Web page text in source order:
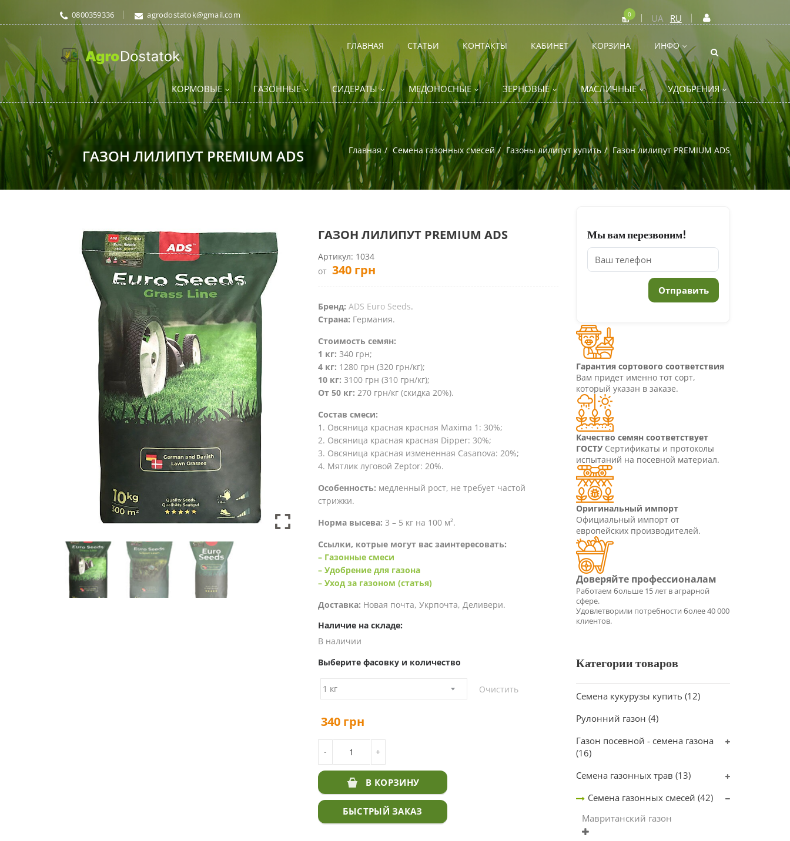
0800359336 agrodostatok@gmail.com UA RU
0
ГЛАВНАЯ СТАТЬИ КОНТАКТЫ КАБИНЕТ КОРЗИНА ИНФО
КОРМОВЫЕ ГАЗОННЫЕ СИДЕРАТЫ МЕДОНОСНЫЕ ЗЕРНОВЫЕ МАСЛИЧНЫЕ УДОБРЕНИЯ
ГАЗОН ЛИЛИПУТ PREMIUM ADS Главная Семена газонных смесей Газоны лилипут купить Газон лилипут PREMIUM ADS
ГАЗОН ЛИЛИПУТ PREMIUM ADS
Артикул: 1034
от 340 грн
Бренд: ADS Euro Seeds.
Страна: Германия.
Стоимость семян:
1 кг: 340 грн;
4 кг: 1280 грн (320 грн/кг);
10 кг: 3100 грн (310 грн/кг);
От 50 кг: 270 грн/кг (скидка 20%).
Соcтав смеси:
1. Овсяница красная красная Maxima 1: 30%;
2. Овсяница красная красная Dipper: 30%;
3. Овсяница красная измененная Casanova: 20%;
4. Мятлик луговой Zeptor: 20%.
Особенность: медленный рост, не требует частой
стрижки.
Норма высева: 3 – 5 кг на 100 м².
Ссылки, котрые могут вас заинтересовать:
– Газонные смеси
– Удобрение для газона
– Уход за газоном (статья)
Доставка: Новая почта, Укрпочта, Деливери.
Наличие на складе:
В наличии
Выберите фасовку и количество
Очистить
340 грн
- +
В КОРЗИНУ
БЫСТРЫЙ ЗАКАЗ
Мы вам перезвоним!
Гарантия сортового соответствия
Вам придет именно тот сорт,
который указан в заказе.
Качество семян соответствует
ГОСТУСертификаты и протоколы
испытаний на посевной материал.
Оригинальный импорт
Официальный импорт от
европейских производителей.
Категории товаров
Семена кукурузы купить (12)
Рулонний газон (4)
Газон посевной - семена газона
(16)
Семена газонных трав (13)
Семена газонных смесей (42)
Мавританский газон